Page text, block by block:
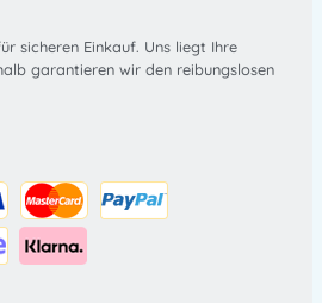
sicheren Einkauf. Uns liegt Ihre
garantieren wir den reibungslosen